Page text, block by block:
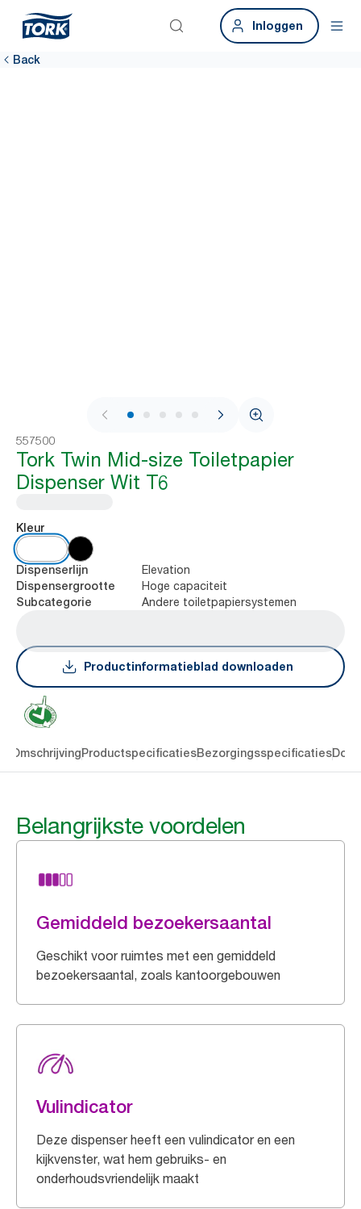
Inloggen
Back
1 / 8
557500
Tork Twin Mid-size Toiletpapier
Dispenser Wit T6
Kleur
Dispenserlijn Elevation
Dispensergrootte Hoge capaciteit
Subcategorie Andere toiletpapiersystemen
Productinformatieblad downloaden
OmschrijvingProductspecificatiesBezorgingsspecificaties
Belangrijkste voordelen
Gemiddeld bezoekersaantal
Geschikt voor ruimtes met een gemiddeld
bezoekersaantal, zoals kantoorgebouwen
Vulindicator
Deze dispenser heeft een vulindicator en een
kijkvenster, wat hem gebruiks- en
onderhoudsvriendelijk maakt